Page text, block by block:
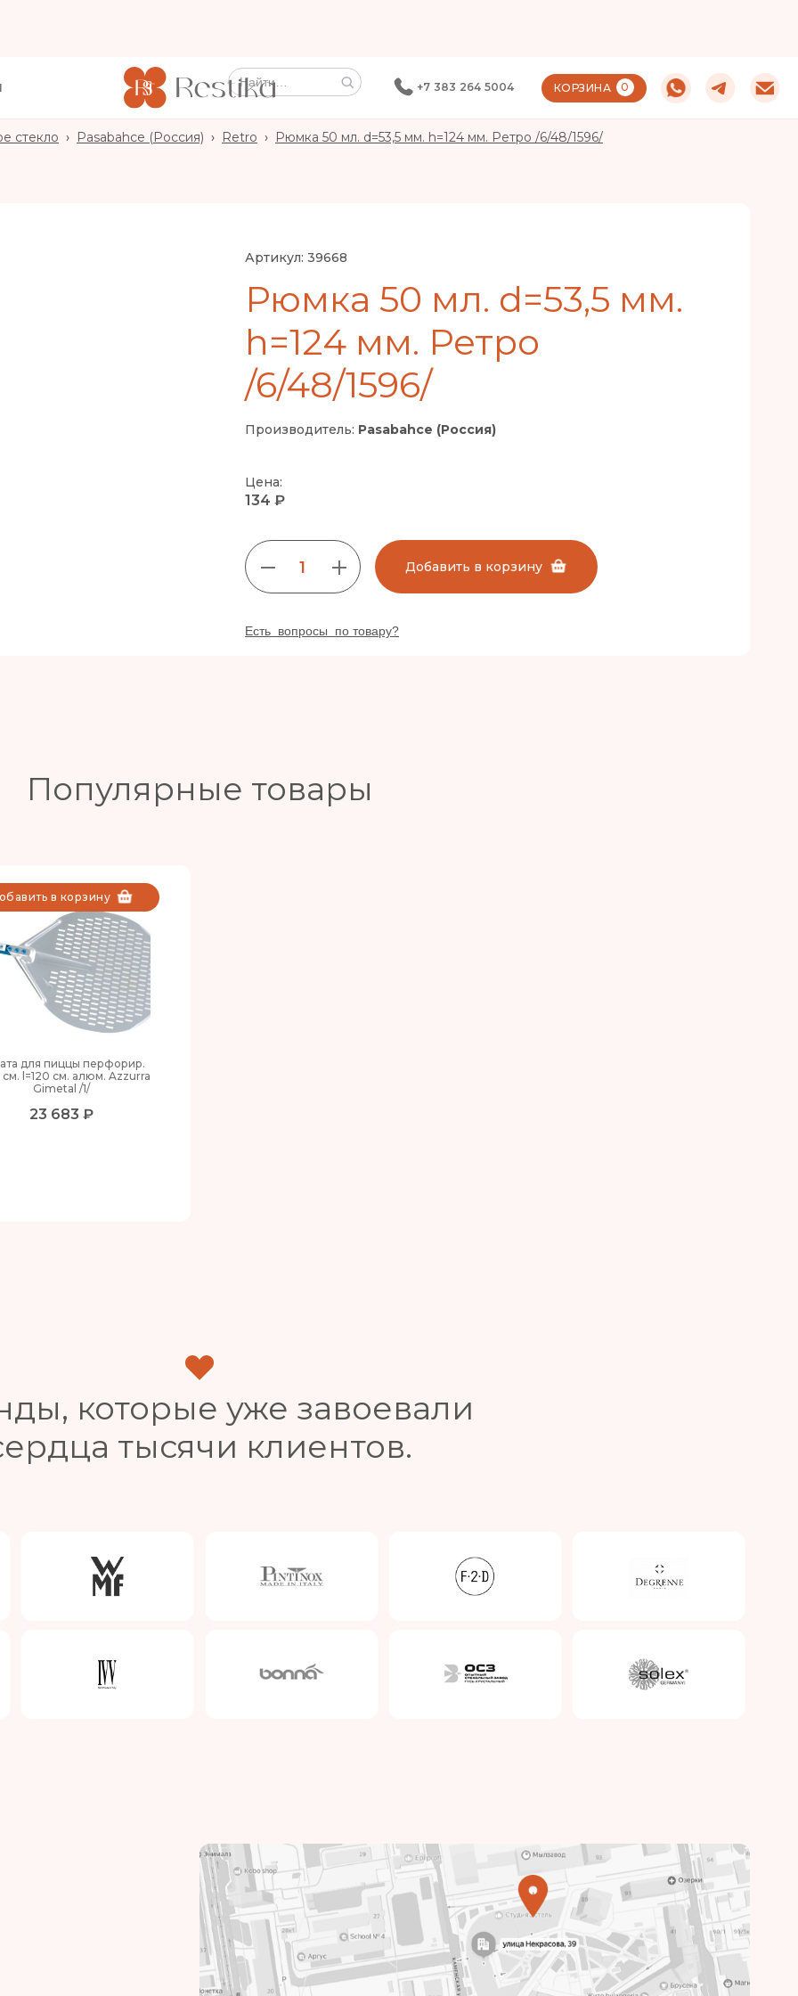
+7 383 264 5004 КОРЗИНА 0
стекло › Pasabahce (Россия) › Retro › Рюмка 50 мл. d=53,5 мм. h=124 мм. Ретро /6/48/1596/
Артикул: 39668
Рюмка 50 мл. d=53,5 мм.
h=124 мм. Ретро
/6/48/1596/
Производитель: Pasabahce (Россия)
Цена:
134 ₽
1 Добавить в корзину
Есть вопросы по товару?
Популярные товары
для пиццы перфорир.
см. l=120 см. алюм. Azzurra
Gimetal /1/
23 683 ₽
в корзину
которые уже завоевали
тысячи клиентов.